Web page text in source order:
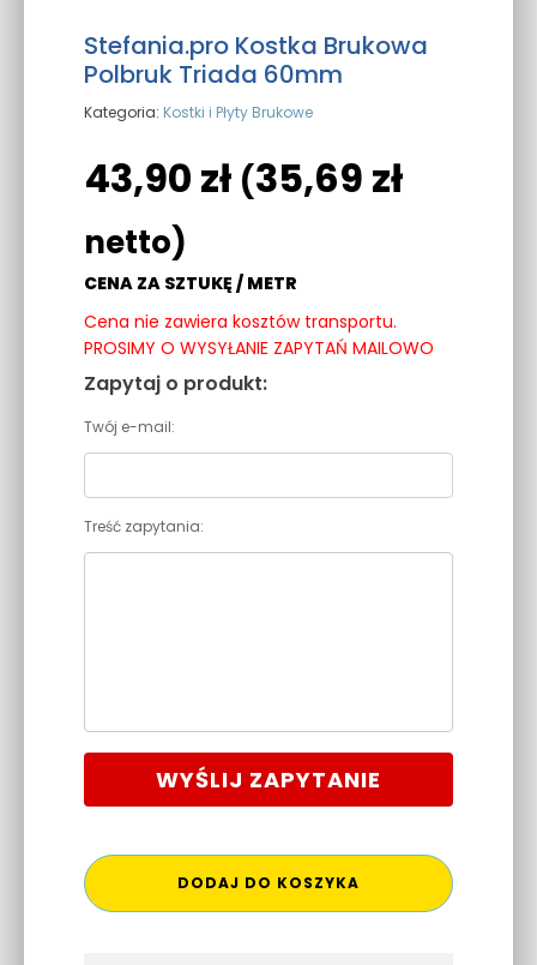
Stefania.pro Kostka Brukowa
Polbruk Triada 60mm
Kategoria: Kostki i Płyty Brukowe
43,90 zł (35,69 zł
netto)
CENA ZA SZTUKĘ / METR
Cena nie zawiera kosztów transportu.
PROSIMY O WYSYŁANIE ZAPYTAŃ MAILOWO
Zapytaj o produkt:
Twój e-mail:
Treść zapytania:
WYŚLIJ ZAPYTANIE
DODAJ DO KOSZYKA